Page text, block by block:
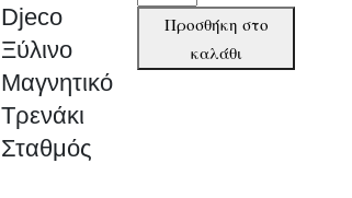
Djeco
Ξύλινο
Μαγνητικό
Τρενάκι
Σταθμός
Ξύλινο
Τρενάκι
Προσθήκη στο
καλάθι